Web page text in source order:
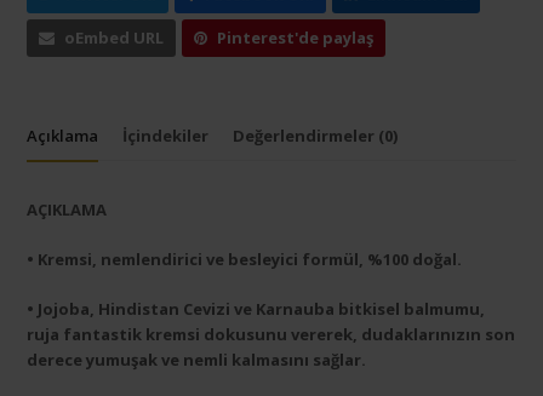
oEmbed URL
Pinterest'de paylaş
Açıklama İçindekiler Değerlendirmeler (0)
AÇIKLAMA
• Kremsi, nemlendirici ve besleyici formül, %100 doğal.
• Jojoba, Hindistan Cevizi ve Karnauba bitkisel balmumu,
ruja fantastik kremsi dokusunu vererek, dudaklarınızın son
derece yumuşak ve nemli kalmasını sağlar.